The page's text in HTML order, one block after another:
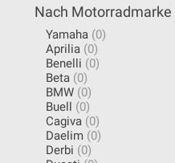
Nach Motorradmarke
Yamaha (0)
Aprilia (0)
Benelli (0)
Beta (0)
BMW (0)
Buell
(0)
Cagiva (0)
Daelim (0)
Derbi (0)